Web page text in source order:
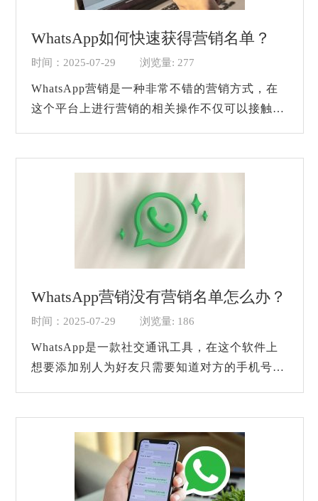
WhatsApp如何快速获得营销名单？
时间：2025-07-29 浏览量: 277
WhatsApp营销是一种非常不错的营销方式，在
这个平台上进行营销的相关操作不仅可以接触来
WhatsApp营销没有营销名单怎么办？
时间：2025-07-29 浏览量: 186
WhatsApp是一款社交通讯工具，在这个软件上
想要添加别人为好友只需要知道对方的手机号码